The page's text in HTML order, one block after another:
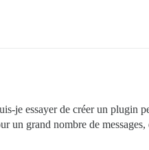
je essayer de créer un plugin
un grand nombre de